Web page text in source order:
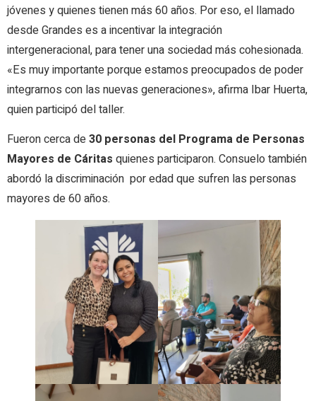
jóvenes y quienes tienen más 60 años. Por eso, el llamado
desde Grandes es a incentivar la integración
intergeneracional, para tener una sociedad más cohesionada.
«Es muy importante porque estamos preocupados de poder
integrarnos con las nuevas generaciones», afirma Ibar Huerta,
quien participó del taller.
Fueron cerca de30 personas del Programa de Personas
Mayores de Cáritas quienes participaron. Consuelo también
abordó la discriminación por edad que sufren las personas
mayores de 60 años.